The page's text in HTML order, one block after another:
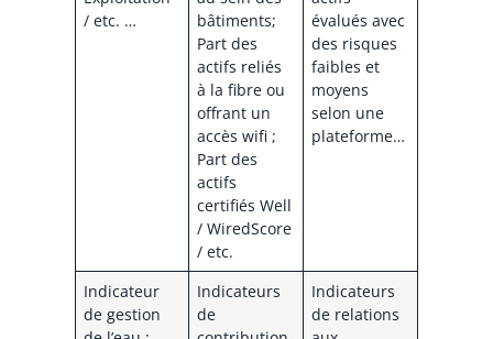
/ etc. …
bâtiments;
Part des
actifs reliés
à la fibre ou
offrant un
accès wifi ;
Part des
actifs
certifiés Well
/ WiredScore
/ etc.
évalués avec
des risques
faibles et
moyens
selon une
plateforme…
Indicateur
de gestion
Indicateurs
de
Indicateurs
de relations